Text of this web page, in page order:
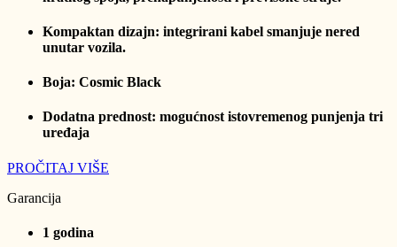
Kompaktan dizajn: integrirani kabel smanjuje nered
unutar vozila.
Boja: Cosmic Black
Dodatna prednost: mogućnost istovremenog punjenja tri
uređaja
PROČITAJ VIŠE
Garancija
1 godina